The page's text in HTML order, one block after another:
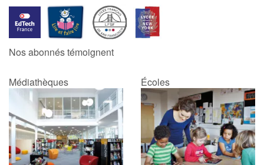
Formats et illustrations
Catalogue anglais
Contraste +
Aide
Accueil
Nos abonnés témoignent
Médiathèques Écoles